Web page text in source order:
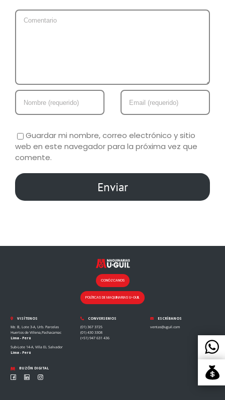
Comment
Guardar mi nombre, correo electrónico y sitio
web en este navegador para la próxima vez que
comente.
CONÓZCANOS
POLÍTICAS DE MAQUINARIAS U-GUIL
VISÍTENOS
Mz. B, Lote 3-A, Urb. Parcelas
Huertos de Villena,Pachacamac
Lima - Perú
Sub-Lote 14-A, Villa EL Salvador
Lima - Perú
CONVERSEMOS
(01) 367 3725
(01) 430 3308
(+51) 947 631 436
ESCRÍBANOS
ventas@uguil.com
BUZÓN DIGITAL